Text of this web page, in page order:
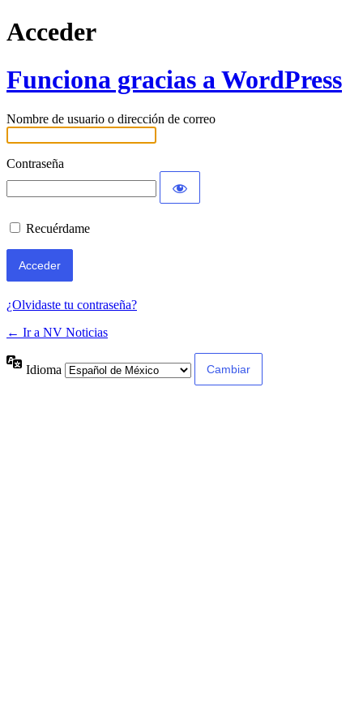
Acceder
Funciona gracias a WordPress
Nombre de usuario o dirección de correo
Contraseña
Recuérdame
¿Olvidaste tu contraseña?
← Ir a NV Noticias
Idioma